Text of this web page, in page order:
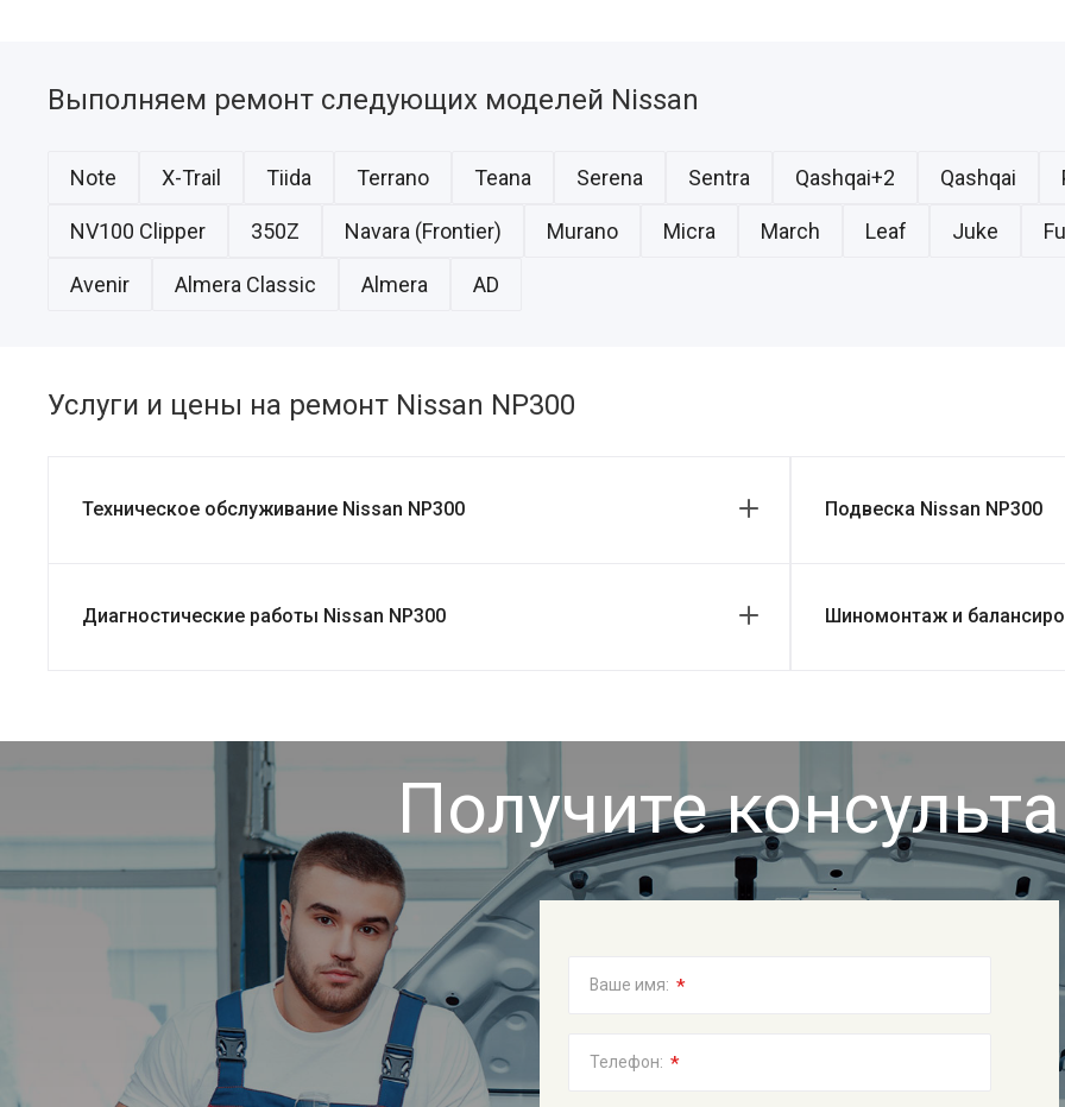
Выполняем ремонт следующих моделей Nissan
Note X-Trail Tiida Terrano Teana Serena Sentra Qashqai+2 Qashqai
NV100 Clipper 350Z Navara (Frontier) Murano Micra March Leaf Juke
Avenir Almera Classic Almera AD
Услуги и цены на ремонт Nissan NP300
Техническое обслуживание Nissan NP300 Подвеска Nissan NP300
Диагностические работы Nissan NP300 Шиномонтаж и
Получите
Ваше имя: *
Телефон: *